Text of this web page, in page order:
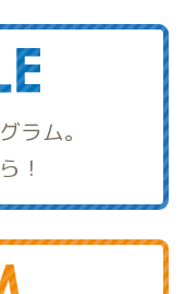
ラム。
！